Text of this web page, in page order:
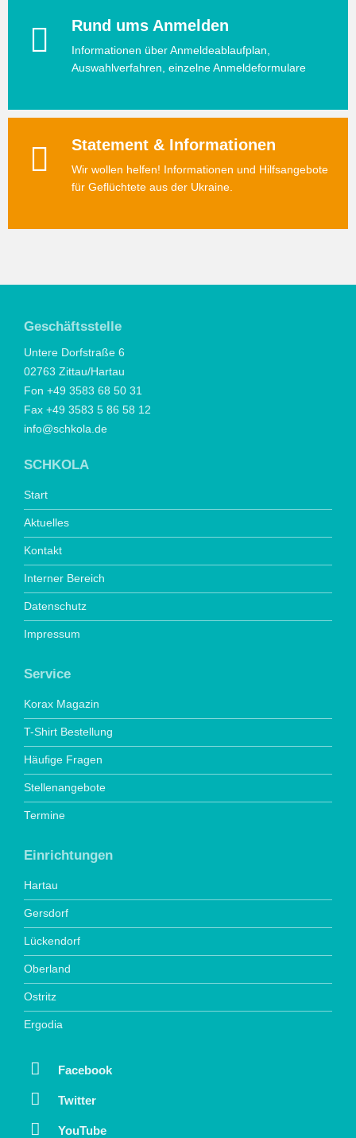
Rund ums Anmelden
Informationen über Anmeldeablaufplan,
Auswahlverfahren, einzelne Anmeldeformulare
Statement & Informationen
Wir wollen helfen! Informationen und Hilfsangebote
für Geflüchtete aus der Ukraine.
Geschäftsstelle
Untere Dorfstraße 6
02763 Zittau/Hartau
Fon +49 3583 68 50 31
Fax +49 3583 5 86 58 12
info@schkola.de
SCHKOLA
Start
Aktuelles
Kontakt
Interner Bereich
Datenschutz
Impressum
Service
Korax Magazin
T-Shirt Bestellung
Häufige Fragen
Stellenangebote
Termine
Einrichtungen
Hartau
Gersdorf
Lückendorf
Oberland
Ostritz
Ergodia
Facebook
Twitter
YouTube